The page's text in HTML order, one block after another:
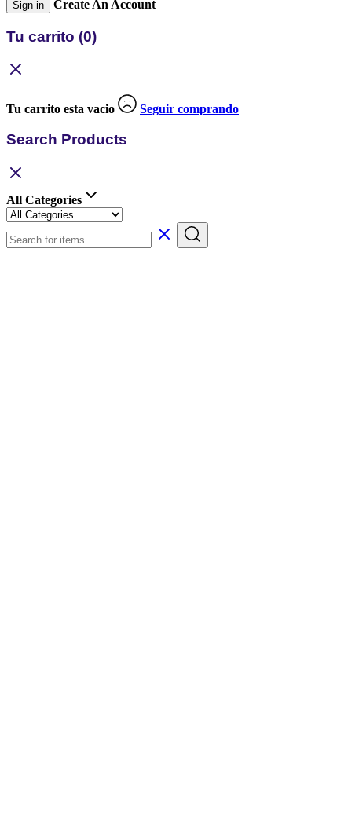
Sign in Create An Account
Tu carrito (0)
Tu carrito esta vacio Seguir comprando
Search Products
All Categories